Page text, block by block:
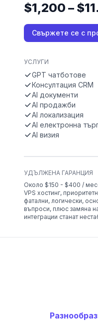
$1,200 –
Свържете се с
УСЛУГИ
GPT чатботове
Консултация CRM
AI документи
AI продажби
AI локализация
AI електронна
AI визия
УДЪЛЖЕНА ГАРАНЦИЯ
Около $150 - $400 /
VPS хостинг,
фатални, логически,
въпроси, плюс замяна
интеграции станат